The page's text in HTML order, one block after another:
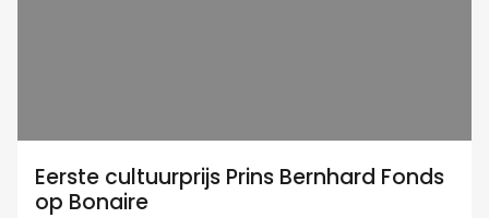
Eerste cultuurprijs Prins Bernhard Fonds
op Bonaire